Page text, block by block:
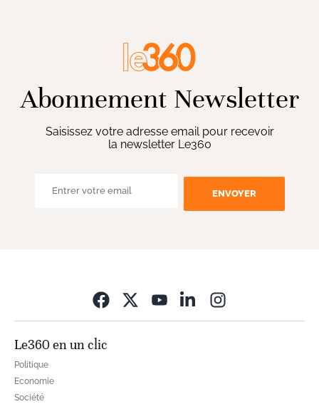
Abonnement Newsletter
Saisissez votre adresse email pour recevoir
la newsletter Le360
ENVOYER
Le360 en un clic
Politique
Economie
Société